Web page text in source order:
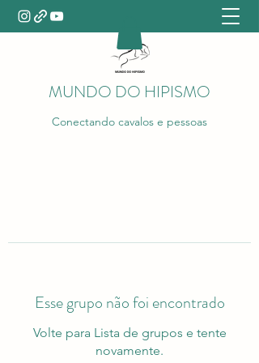
MUNDO DO HIPISMO
Conectando cavalos e pessoas
Esse grupo não foi encontrado
Volte para Lista de grupos e tente
novamente.